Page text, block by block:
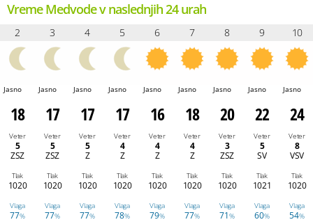
Vreme Medvode v naslednjih 24 urah
2 3 4 5 6 7 8 9 10
Jasno Jasno Jasno Jasno Jasno Jasno Jasno Jasno Jasno
18 17 17 17 16 18 20 22 24
Veter
5
ZSZ
Veter
5
ZSZ
Veter
5
Z
Veter
4
Z
Veter
4
Z
Veter
4
Z
Veter
3
ZSZ
Veter
5
SV
Veter
8
VSV
Tlak
1020
Tlak
1020
Tlak
1020
Tlak
1020
Tlak
1020
Tlak
1020
Tlak
1020
Tlak
1021
Tlak
1020
Vlaga
77%
Vlaga
77%
Vlaga
77%
Vlaga
78%
Vlaga
79%
Vlaga
77%
Vlaga
71%
Vlaga
60%
Vlaga
54%